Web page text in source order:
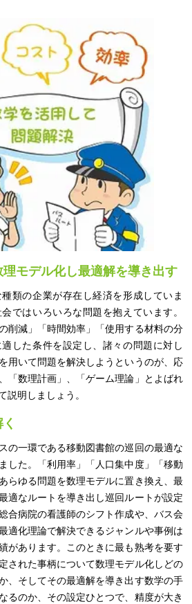
モデル化し最適解を導き出す
類の企業が存在し経済を形成していま
ではいろいろな問題を抱えています。
削減」「時間効率」「使用する材料の分
した条件を設定し、諸々の問題に対し
用いて問題を解決しようというのが、応
「数理計画」、「ゲーム理論」とよばれ
説明しましょう。
の一環である移動図書館の巡回の最適な
した。「利用率」「人口集中度」「移動
らゆる問題を数理モデルに置き換え、最
適なルートを導き出し巡回ルートが設定
合病院の看護師のシフト作成や、バス会
適化理論で解決できるジャンルや事例は
があります。このときに最も熟考を要す
された事柄について数理モデル化しどの
、そしてその最適解を導き出す数学の手
るのか、その設定ひとつで、精度が大き